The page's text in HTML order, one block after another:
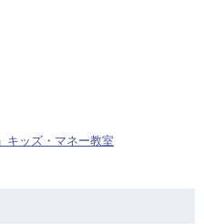
キッズ・マネー教室